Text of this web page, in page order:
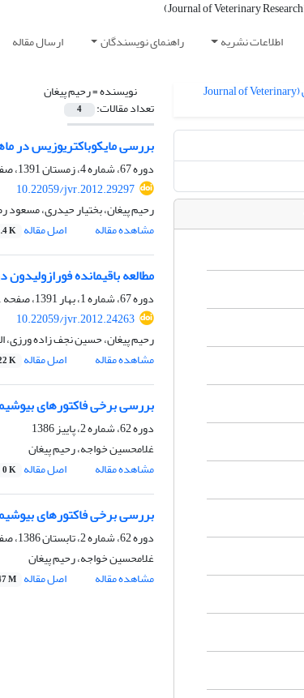
اطلاعات نشریه راهنمای نویسندگان ارسال مقاله
نویسنده =رحیم پیغان
تعداد مقالات: 4
بررسی مایکوباکتریوزیس در
دوره 67، شماره 4، زمستان 1391، صفحه
10.22059/jvr.2012.29297
رحیم پیغان، بختیار حیدری،
مشاهده مقاله
اصل مقاله K
مطالعه باقیمانده
دوره 67، شماره 1، بهار 1391، صفحه
10.22059/jvr.2012.24263
رحیم پیغان، حسین نجف زاده ورزی،
مشاهده مقاله
اصل مقاله K
بررسی برخی فاکتورهای
دوره 62، شماره 2، پاییز 1386
غلامحسین خواجه، رحیم پیغان
مشاهده مقاله
اصل مقاله 0 K
بررسی برخی فاکتورهای
دوره 62، شماره 2، تابستان 1386، صفحه
غلامحسین خواجه، رحیم پیغان
مشاهده مقاله
اصل مقاله M